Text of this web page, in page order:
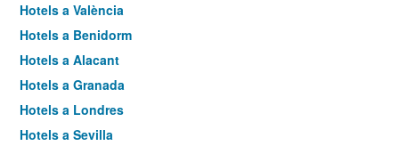
Hotels a València
Hotels a Benidorm
Hotels a Alacant
Hotels a Granada
Hotels a Londres
Hotels a Sevilla